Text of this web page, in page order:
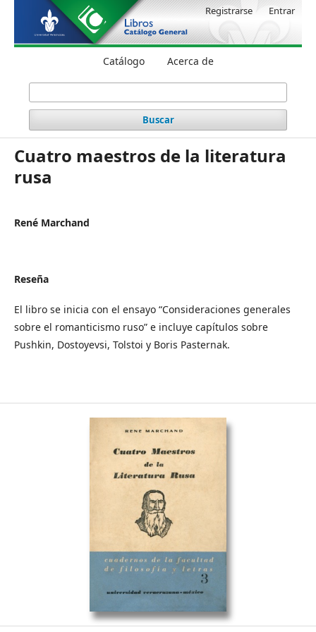
Catálogo Acerca de
Buscar
Registrarse Entrar
Cuatro maestros de la literatura
rusa
René Marchand
Reseña
El libro se inicia con el ensayo “Consideraciones generales
sobre el romanticismo ruso” e incluye capítulos sobre
Pushkin, Dostoyevsi, Tolstoi y Boris Pasternak.